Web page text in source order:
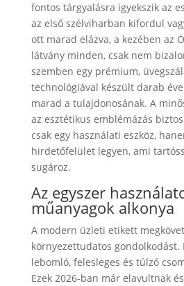
fontos tárgyalásra igyekszik az
az első szélviharban kifordul
ott marad elázva, a kezében az
látvány minden, csak nem
szemben egy prémium,
technológiával készült darab
marad a tulajdonosának. A
az esztétikus emblémázás
csak egy használati eszköz,
hirdetőfelület legyen, ami
sugároz.
Az egyszer
műanyagok alkonya
A modern üzleti etikett
környezettudatos gondolkodást.
lebomló, felesleges és túlzó
Ezek 2026-ban már elavultnak